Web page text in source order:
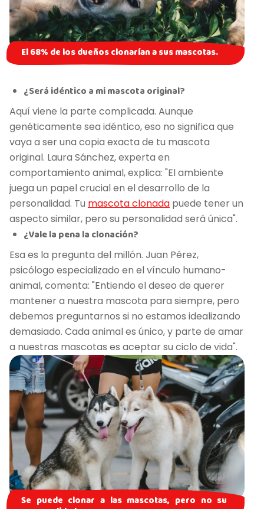
El 68% de los dueños clonarían a sus mascotas.
¿Será idéntico a mi mascota original?
Aquí viene la parte complicada. Aunque
genéticamente sea idéntico, eso no significa que
vaya a ser una copia exacta de tu mascota
original. Laura Sánchez, experta en
comportamiento animal, explica: "El ambiente
juega un papel crucial en el desarrollo de la
personalidad. Tu mascota clonada puede tener un
aspecto similar, pero su personalidad será única".
¿Vale la pena la clonación?
Esa es la pregunta del millón. Juan Pérez,
psicólogo especializado en el vínculo humano-
animal, comenta: "Entiendo el deseo de querer
mantener a nuestra mascota para siempre, pero
debemos preguntarnos si no estamos idealizando
demasiado. Cada animal es único, y parte de amar
a nuestras mascotas es aceptar su ciclo de vida".
Se puede clonar a las mascotas, pero no su